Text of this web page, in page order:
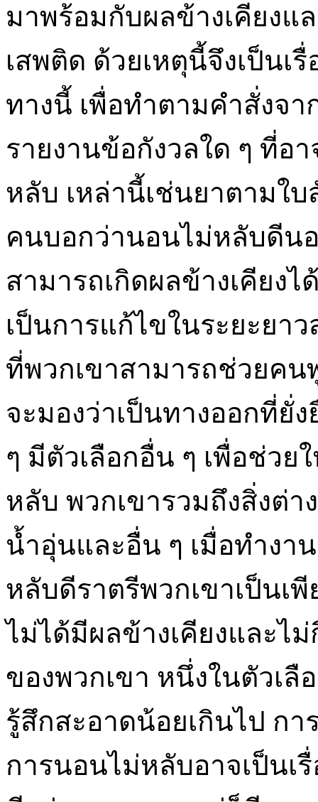
มาพร้อมกับผลข้างเคียงแ
เสพติด ด้วยเหตุนี้จึงเป็น
ทางนี้ เพื่อทำตามคำสั่งจ
รายงานข้อกังวลใด ๆ ที่อ
หลับ เหล่านี้เช่นยาตามใ
คนบอกว่านอนไม่หลับดีน
สามารถเกิดผลข้างเคียง
เป็นการแก้ไขในระยะย
ที่พวกเขาสามารถช่วยค
จะมองว่าเป็นทางออกที่ยั่
ๆ มีตัวเลือกอื่น ๆ เพื่อช่ว
หลับ พวกเขารวมถึงสิ่งต่
น้ำอุ่นและอื่น ๆ เมื่อทำงา
หลับดีราตรีพวกเขาเป็นเ
ไม่ได้มีผลข้างเคียงและไ
ของพวกเขา หนึ่งในตัวเ
รู้สึกสะอาดน้อยเกินไป ก
การนอนไม่หลับอาจเป็นเ